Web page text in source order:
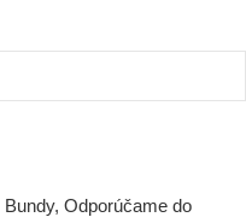
Bundy, Odporúčame do